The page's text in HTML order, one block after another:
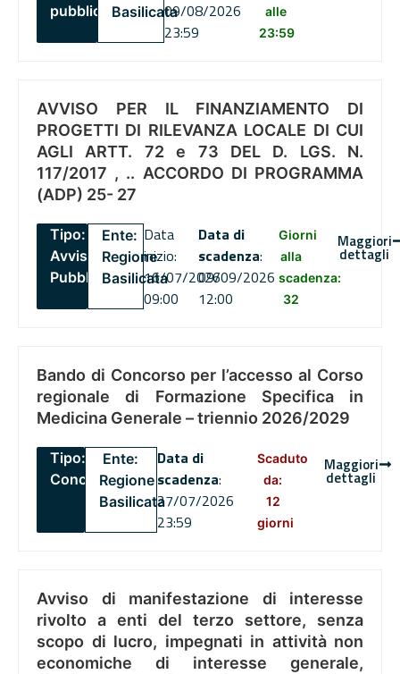
pubblico
Basilicata09/08/2026
23:59
alle
23:59
AVVISO PER IL FINANZIAMENTO DI
PROGETTI DI RILEVANZA LOCALE DI CUI
AGLI ARTT. 72 e 73 DEL D. LGS. N.
117/2017 , .. ACCORDO DI PROGRAMMA
(ADP) 25- 27
Tipo:
Avviso
Pubblico
Ente:
Regione
Basilicata
Data
inizio:
16/07/2026
09:00
Data di
scadenza:
09/09/2026
12:00
Giorni
alla
scadenza:
32
Maggiori
dettagli
Bando di Concorso per l’accesso al Corso
regionale di Formazione Specifica in
Medicina Generale – triennio 2026/2029
Tipo:
Concorsi
Ente:
Regione
Basilicata
Data di
scadenza:
27/07/2026
23:59
Scaduto
da:
12
giorni
Maggiori
dettagli
Avviso di manifestazione di interesse
rivolto a enti del terzo settore, senza
scopo di lucro, impegnati in attività non
economiche di interesse generale,